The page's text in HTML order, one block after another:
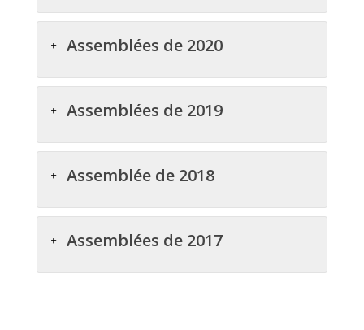
Assemblées de 2020
Assemblées de 2019
Assemblée de 2018
Assemblées de 2017